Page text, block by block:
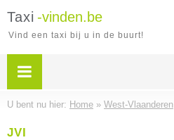
Taxi -vinden.be
Vind een taxi bij u in de buurt!
U bent nu hier: Home » West-Vlaanderen
JVI